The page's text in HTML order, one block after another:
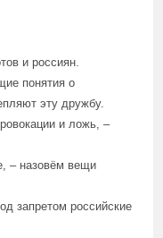
и россиян.
понятия о
эту дружбу.
и ложь, –
– назовём вещи
запретом российские